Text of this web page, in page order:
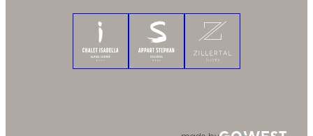
Chalet IsabellaAppart StephanZillertal Suites